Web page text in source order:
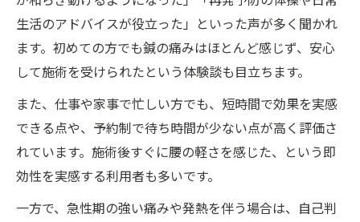
生活のアドバイスが役立った」といった声が多く聞かれ
ます。初めての方でも鍼の痛みはほとんど感じず、安心
して施術を受けられたという体験談も目立ちます。
また、仕事や家事で忙しい方でも、短時間で効果を実感
できる点や、予約制で待ち時間が少ない点が高く評価さ
れています。施術後すぐに腰の軽さを感じた、という即
効性を実感する利用者も多いです。
一方で、急性期の強い痛みや発熱を伴う場合は、自己判